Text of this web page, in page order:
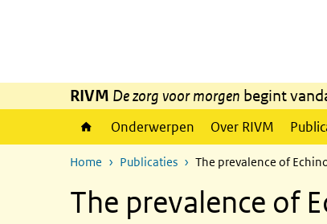
RIVM De zorg voor morgen begint
Onderwerpen Over RIVM
Home Publicaties The prevalence of
The prevalence of